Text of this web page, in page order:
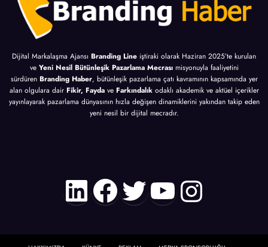
Dijital Markalaşma Ajansı Branding Line iştiraki olarak Haziran 2025’te kurulan
ve Yeni Nesil Bütünleşik Pazarlama Mecrası misyonuyla faaliyetini
sürdüren Branding Haber, bütünleşik pazarlama çatı kavramının kapsamında yer
alan olgulara dair Fikir, Fayda ve Farkındalık odaklı akademik ve aktüel içerikler
yayınlayarak pazarlama dünyasının hızla değişen dinamiklerini yakından takip eden
yeni nesil bir dijital mecradır.
LinkedIn
Facebook
Twitter
YouTube